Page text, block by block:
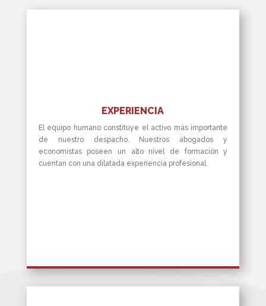
EXPERIENCIA
El equipo humano constituye el activo más importante
de nuestro despacho. Nuestros abogados y
economistas poseen un alto nivel de formación y
cuentan con una dilatada experiencia profesional.